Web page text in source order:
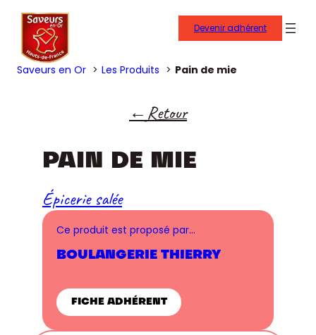
Devenir adhérent
Saveurs en Or Les Produits Pain de mie
Retour
PAIN DE MIE
Épicerie salée
Ce produit est proposé par…
BOULANGERIE THIERRY
FICHE ADHÉRENT